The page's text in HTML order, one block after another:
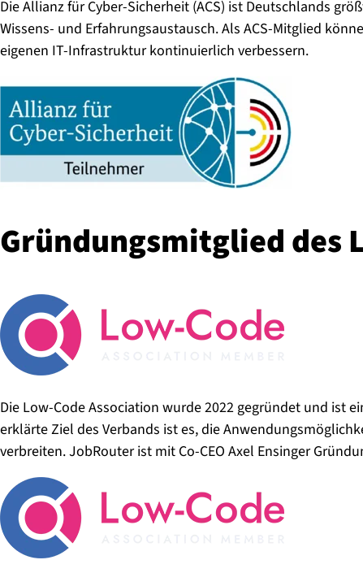
Die Allianz für Cyber-Sicherheit (ACS) ist Deutschlands
Wissens- und Erfahrungsaustausch. Als ACS-Mitglied
eigenen IT-Infrastruktur kontinuierlich verbessern.
Grün­dungs­mit­glied des
Die Low-Code Association wurde 2022 gegründet und ist
erklärte Ziel des Verbands ist es, die
verbreiten. JobRouter ist mit Co-CEO Axel Ensinger